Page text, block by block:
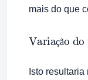
mais do que
çã
Isto